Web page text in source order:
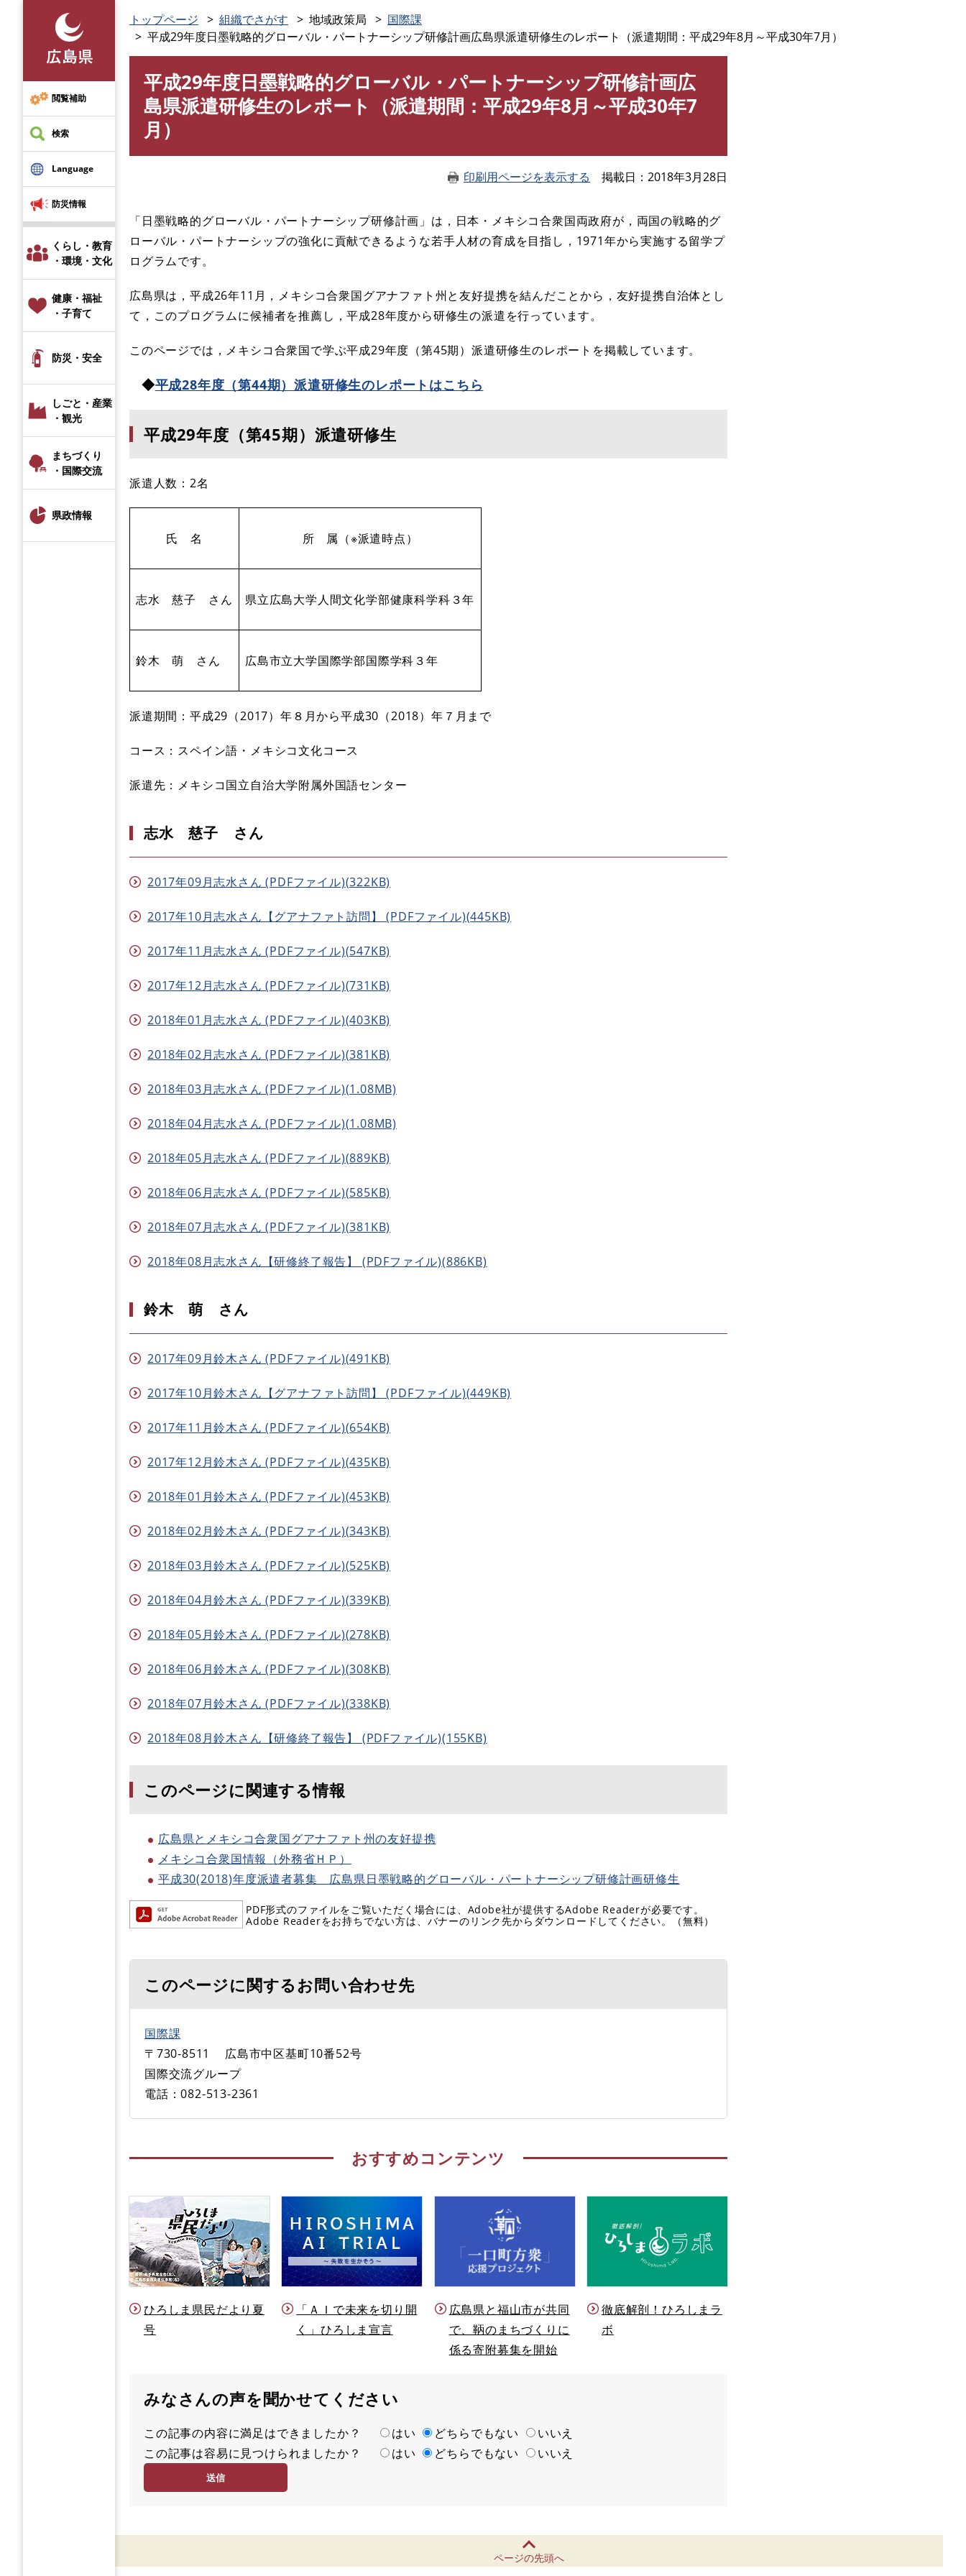
先
頭
で
す
閲覧補助
検索
Language
防災情報
くらし・教育
・環境・文化
健康・福祉
・子育て
防災・安全
しごと・産業
・観光
まちづくり
・国際交流
県政情報
トップページ 組織でさがす 地域政策局
国際課
平成29年度日墨戦略的グローバル・パートナーシップ研修計画広島県派遣研修生のレポート（派遣期間：平成29年8月～平成30年7月）
平成29年度日墨戦略的グローバル・パートナーシップ研修計画広
島県派遣研修生のレポート（派遣期間：平成29年8月～平成30年7
月）
印刷用ページを表示する 掲載日 2018年3月28日
「日墨戦略的グローバル・パートナーシップ研修計画」は，日本・メキシコ合衆国両政府が，両国の戦略的グ
ローバル・パートナーシップの強化に貢献できるような若手人材の育成を目指し，1971年から実施する留学プ
ログラムです。
広島県は，平成26年11月，メキシコ合衆国グアナファト州と友好提携を結んだことから，友好提携自治体とし
て，このプログラムに候補者を推薦し，平成28年度から研修生の派遣を行っています。
このページでは，メキシコ合衆国で学ぶ平成29年度（第45期）派遣研修生のレポートを掲載しています。
◆平成28年度（第44期）派遣研修生のレポートはこちら
平成29年度（第45期）派遣研修生
派遣人数：2名
氏 名 所 属（※派遣時点）
志水 慈子 さん 県立広島大学人間文化学部健康科学科３年
鈴木 萌 さん 広島市立大学国際学部国際学科３年
派遣期間：平成29（2017）年８月から平成30（2018）年７月まで
コース：スペイン語・メキシコ文化コース
派遣先：メキシコ国立自治大学附属外国語センター
志水 慈子 さん
2017年09月志水さん (PDFファイル)(322KB)
2017年10月志水さん【グアナファト訪問】 (PDFファイル)(445KB)
2017年11月志水さん (PDFファイル)(547KB)
2017年12月志水さん (PDFファイル)(731KB)
2018年01月志水さん (PDFファイル)(403KB)
2018年02月志水さん (PDFファイル)(381KB)
2018年03月志水さん (PDFファイル)(1.08MB)
2018年04月志水さん (PDFファイル)(1.08MB)
2018年05月志水さん (PDFファイル)(889KB)
2018年06月志水さん (PDFファイル)(585KB)
2018年07月志水さん (PDFファイル)(381KB)
2018年08月志水さん【研修終了報告】 (PDFファイル)(886KB)
鈴木 萌 さん
2017年09月鈴木さん (PDFファイル)(491KB)
2017年10月鈴木さん【グアナファト訪問】 (PDFファイル)(449KB)
2017年11月鈴木さん (PDFファイル)(654KB)
2017年12月鈴木さん (PDFファイル)(435KB)
2018年01月鈴木さん (PDFファイル)(453KB)
2018年02月鈴木さん (PDFファイル)(343KB)
2018年03月鈴木さん (PDFファイル)(525KB)
2018年04月鈴木さん (PDFファイル)(339KB)
2018年05月鈴木さん (PDFファイル)(278KB)
2018年06月鈴木さん (PDFファイル)(308KB)
2018年07月鈴木さん (PDFファイル)(338KB)
2018年08月鈴木さん【研修終了報告】 (PDFファイル)(155KB)
このページに関連する情報
広島県とメキシコ合衆国グアナファト州の友好提携
メキシコ合衆国情報（外務省ＨＰ）
平成30(2018)年度派遣者募集 広島県日墨戦略的グローバル・パートナーシップ研修計画研修生
PDF形式のファイルをご覧いただく場合には、Adobe社が提供するAdobe Readerが必要です。
Adobe Readerをお持ちでない方は、バナーのリンク先からダウンロードしてください。（無料）
このページに関するお問い合わせ先
国際課
〒730-8511
広島市中区基町10番52号
国際交流グループ
電話：082-513-2361
おすすめコンテンツ
ひろしま県民だより夏
号
「ＡＩで未来を切り開
く」ひろしま宣言
広島県と福山市が共同
で、鞆のまちづくりに
係る寄附募集を開始
徹底解剖！ひろしまラ
ボ
みなさんの声を聞かせてください
満
足
この記事の内容に満足はできましたか？ はい どちらでもない
いいえ
容
度
この記事は容易に見つけられましたか？ はい どちらでもない いいえ
ページの先頭へ